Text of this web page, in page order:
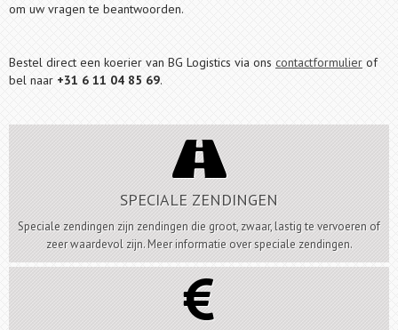
om uw vragen te beantwoorden.
Bestel direct een koerier van BG Logistics via ons contactformulier of
bel naar +31 6 11 04 85 69.

SPECIALE ZENDINGEN
Speciale zendingen zijn zendingen die groot, zwaar, lastig te vervoeren of
zeer waardevol zijn. Meer informatie over speciale zendingen.
